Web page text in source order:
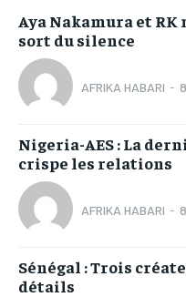
Aya Nakamura et RK
sort du silence
AFRIKA HABARI -
Nigeria-AES : La
crispe les relations
AFRIKA HABARI -
Sénégal : Trois
détails